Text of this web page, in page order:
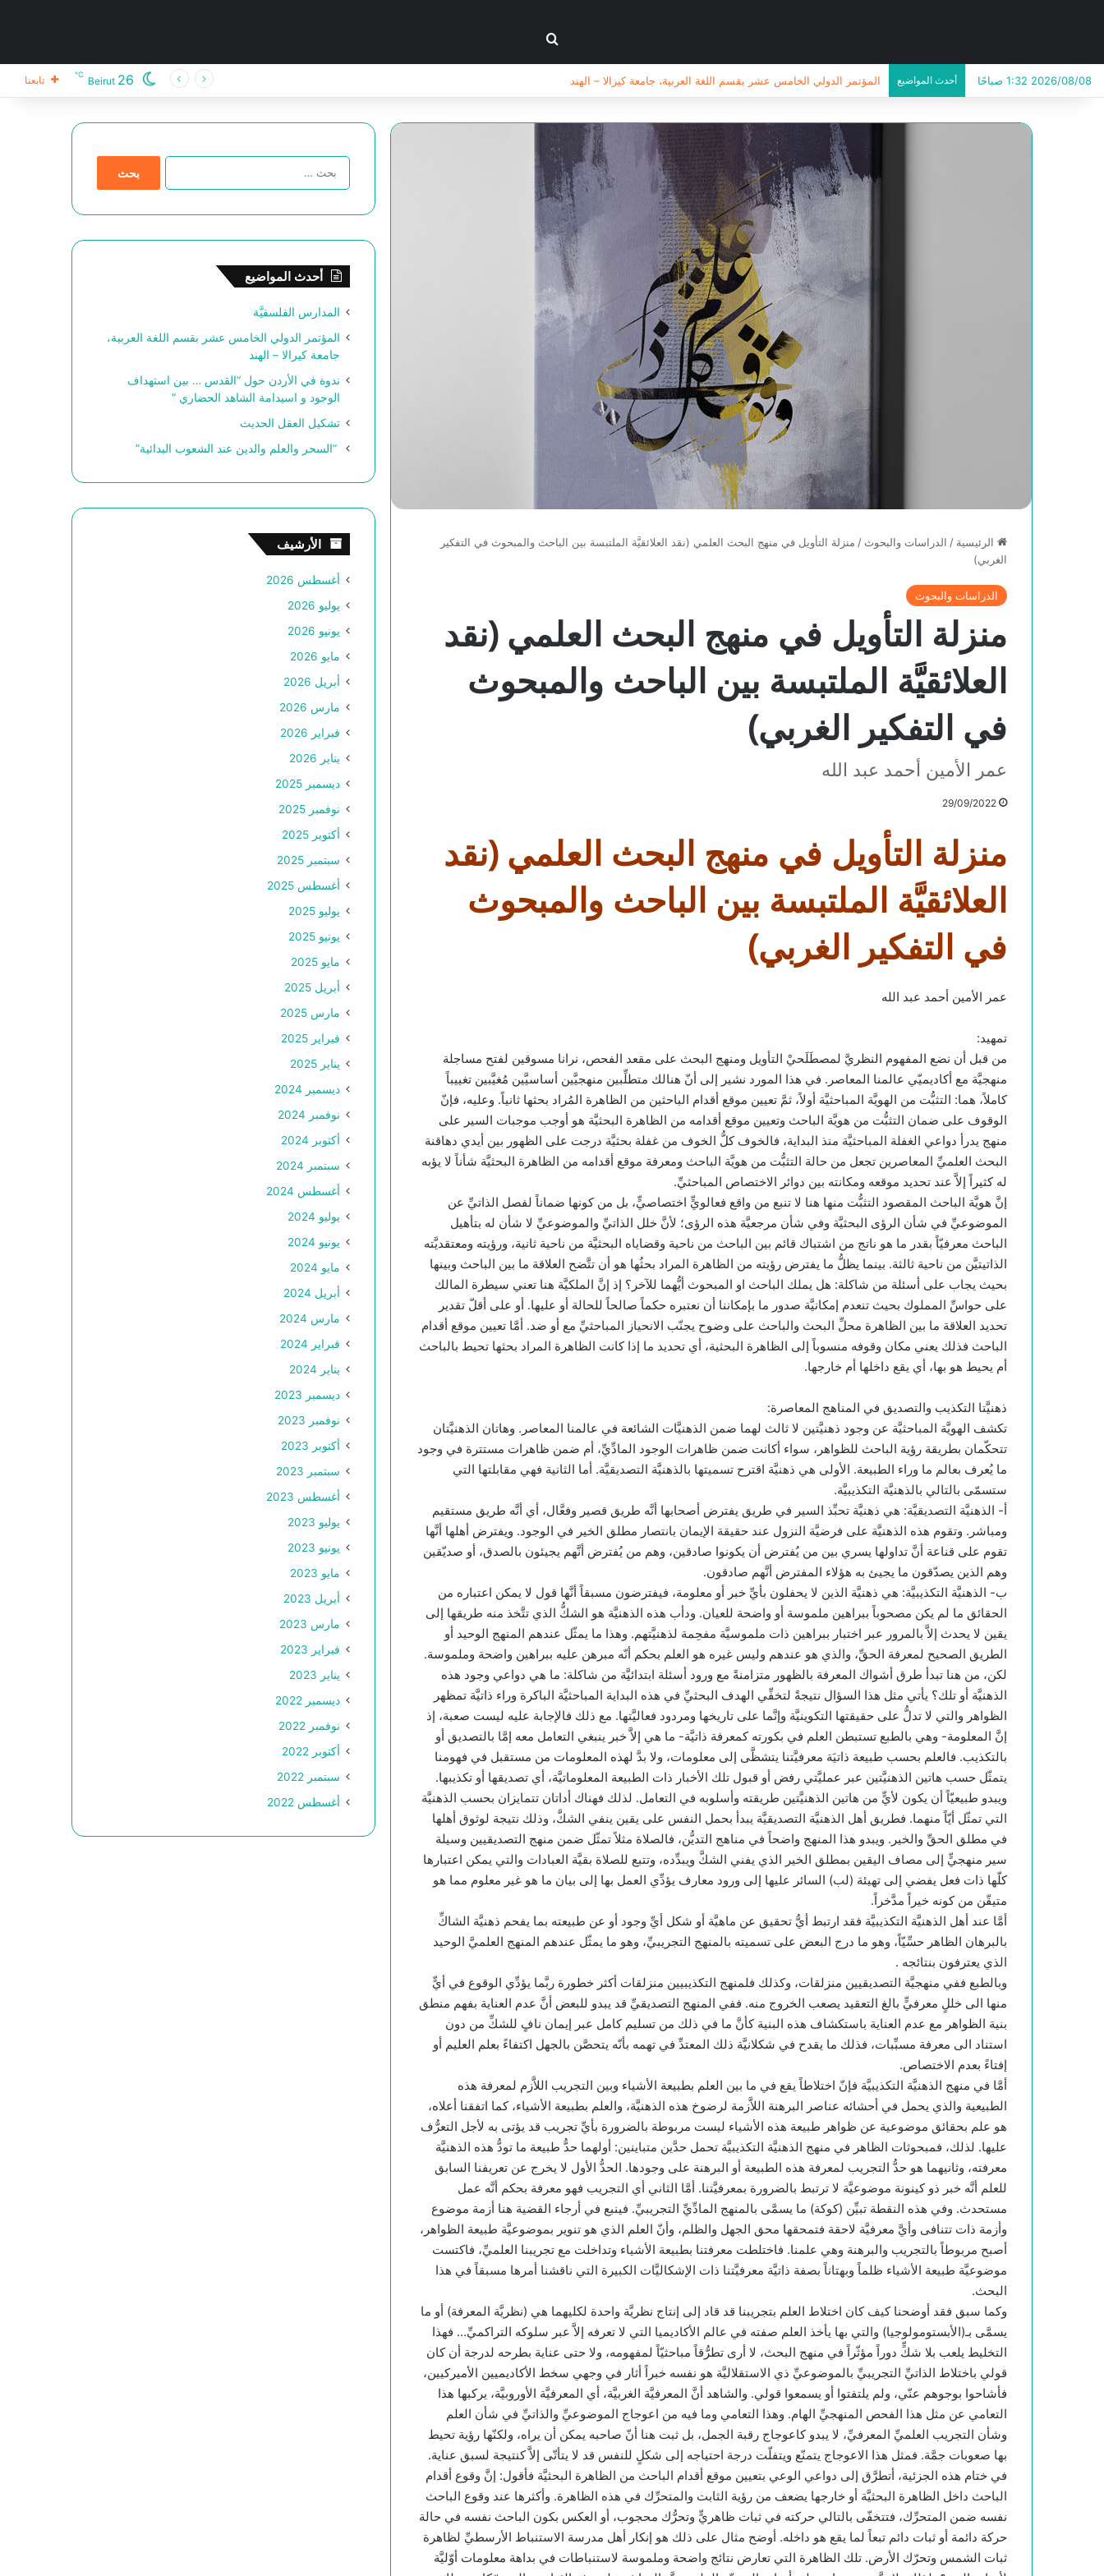
2026/08/08 1:32 صباحًا أحدث المواضيع المؤتمر الدولي الخامس عشر بقسم اللغة العربية، جامعة كيرالا – الهند Beirut 26
℃ تابعنا
الرئيسية / الدراسات والبحوث / منزلة التأويل في منهج البحث العلمي (نقد العلائقيَّة الملتبسة بين الباحث والمبحوث في التفكير
الغربي)
الدراسات والبحوث
منزلة التأويل في منهج البحث العلمي (نقد
العلائقيَّة الملتبسة بين الباحث والمبحوث
في التفكير الغربي)
عمر الأمين أحمد عبد الله
29/09/2022
منزلة التأويل في منهج البحث العلمي (نقد
العلائقيَّة الملتبسة بين الباحث والمبحوث
في التفكير الغربي)
عمر الأمين أحمد عبد الله
تمهيد:
من قبل أن نضع المفهوم النظريَّ لمصطَلَحيْ التأويل ومنهج البحث على مقعد الفحص، نرانا مسوقين لفتح مساجلة
منهجيَّة مع أكاديميّي عالمنا المعاصر. في هذا المورد نشير إلى أنّ هنالك متطلِّبين منهجيَّين أساسيَّين مُغيَّبين تغييباً
كاملاً، هما: التثبُّت من الهويَّة المباحثيَّة أولاً، ثمَّ تعيين موقع أقدام الباحثين من الظاهرة المُراد بحثها ثانياً. وعليه، فإنّ
الوقوف على ضمان التثبُّت من هويَّة الباحث وتعيين موقع أقدامه من الظاهرة البحثيَّة هو أوجب موجبات السير على
منهج يدرأ دواعي الغفلة المباحثيَّة منذ البداية، فالخوف كلُّ الخوف من غفلة بحثيَّة درجت على الظهور بين أيدي دهاقنة
البحث العلميِّ المعاصرين تجعل من حالة التثبُّت من هويَّة الباحث ومعرفة موقع أقدامه من الظاهرة البحثيَّة شأناً لا يؤبه
له كثيراً إلاَّ عند تحديد موقعه ومكانته بين دوائر الاختصاص المباحثيِّ.
إنَّ هويَّة الباحث المقصود التثبُّت منها هنا لا تنبع من واقع فعالويٍّ اختصاصيٍّ، بل من كونها ضماناً لفصل الذاتيِّ عن
الموضوعيِّ في شأن الرؤى البحثيَّة وفي شأن مرجعيَّة هذه الرؤى؛ لأنَّ خلل الذاتيِّ والموضوعيِّ لا شأن له بتأهيل
الباحث معرفيّاً بقدر ما هو ناتج من اشتباك قائم بين الباحث من ناحية وقضاياه البحثيَّة من ناحية ثانية، ورؤيته ومعتقديَّته
الذاتيتيَّن من ناحية ثالثة. بينما يظلُّ ما يفترض رؤيته من الظاهرة المراد بحثُها هو أن تتَّضح العلاقة ما بين الباحث وبينها
بحيث يجاب على أسئلة من شاكلة: هل يملك الباحث او المبحوث أيُّهما للآخر؟ إذ إنَّ الملكيَّة هنا تعني سيطرة المالك
على حواسِّ المملوك بحيث تنعدم إمكانيَّة صدور ما بإمكاننا أن نعتبره حكماً صالحاً للحالة أو عليها. أو على أقلّ تقدير
تحديد العلاقة ما بين الظاهرة محلِّ البحث والباحث على وضوح يجنّب الانحياز المباحثيِّ مع أو ضد. أمَّا تعيين موقع أقدام
الباحث فذلك يعني مكان وقوفه منسوباً إلى الظاهرة البحثية، أي تحديد ما إذا كانت الظاهرة المراد بحثها تحيط بالباحث
أم يحيط هو بها، أي يقع داخلها أم خارجها.
ذهنيَّتا التكذيب والتصديق في المناهج المعاصرة:
تكشف الهويَّة المباحثيَّة عن وجود ذهنيَّتين لا ثالث لهما ضمن الذهنيَّات الشائعة في عالمنا المعاصر. وهاتان الذهنيَّتان
تتحكّمان بطريقة رؤية الباحث للظواهر، سواء أكانت ضمن ظاهرات الوجود المادِّيِّ، أم ضمن ظاهرات مستترة في وجود
ما يُعرف بعالم ما وراء الطبيعة. الأولى هي ذهنيَّة اقترح تسميتها بالذهنيَّة التصديقيَّة. أما الثانية فهي مقابلتها التي
ستسمّى بالتالي بالذهنيَّة التكذيبيَّة.
أ- الذهنيَّة التصديقيَّة: هي ذهنيَّة تحبِّذ السير في طريق يفترض أصحابها أنَّه طريق قصير وفعَّال، أي أنَّه طريق مستقيم
ومباشر. وتقوم هذه الذهنيَّة على فرضيَّة النزول عند حقيقة الإيمان بانتصار مطلق الخير في الوجود. ويفترض أهلها أنَّها
تقوم على قناعة أنَّ تداولها يسري بين من يُفترض أن يكونوا صادقين، وهم من يُفترض أنَّهم يجيئون بالصدق، أو صديّقين
وهم الذين يصدّقون ما يجيئ به هؤلاء المفترض أنَّهم صادقون.
ب- الذهنيَّة التكذيبيَّة: هي ذهنيَّة الذين لا يحفلون بأيِّ خبر أو معلومة، فيفترضون مسبقاً أنَّها قول لا يمكن اعتباره من
الحقائق ما لم يكن مصحوباً ببراهين ملموسة أو واضحة للعيان. ودأب هذه الذهنيَّة هو الشكُّ الذي تتَّخذ منه طريقها إلى
يقين لا يحدث إلاَّ بالمرور عبر اختبار ببراهين ذات ملموسيَّة مفحِمة لذهنيَّتهم. وهذا ما يمثّل عندهم المنهج الوحيد أو
الطريق الصحيح لمعرفة الحقِّ، والذي هو عندهم وليس غيره هو العلم بحكم أنّه مبرهن عليه ببراهين واضحة وملموسة.
لكن، من هنا تبدأ طرق أشواك المعرفة بالظهور متزامنةً مع ورود أسئلة ابتدائيَّة من شاكلة: ما هي دواعي وجود هذه
الذهنيَّة أو تلك؟ يأتي مثل هذا السؤال نتيجةً لتخفِّي الهدف البحثيِّ في هذه البداية المباحثيَّة الباكرة وراء ذاتيَّة تمظهر
الظواهر والتي لا تدلُّ على حقيقتها التكوينيَّة وإنَّما على تاريخها ومردود فعاليَّتها. مع ذلك فالإجابة عليه ليست صعبة، إذ
إنَّ المعلومة- وهي بالطبع تستبطن العلم في بكورته كمعرفة ذاتيَّة- ما هي إلاَّ خبر ينبغي التعامل معه إمَّا بالتصديق أو
بالتكذيب. فالعلم بحسب طبيعة ذاتيَة معرفيَّتنا يتشظَّى إلى معلومات، ولا بدَّ لهذه المعلومات من مستقبل في فهومنا
يتمثّل حسب هاتين الذهنيَّتين عبر عمليَّتي رفض أو قبول تلك الأخبار ذات الطبيعة المعلوماتيَّة، أي تصديقها أو تكذيبها.
ويبدو طبيعيّاً أن يكون لأيٍّ من هاتين الذهنيَّتين طريقته وأسلوبه في التعامل. لذلك فهناك أداتان تتمايزان بحسب الذهنيَّة
التي تمثّل أيّاً منهما. فطريق أهل الذهنيَّة التصديقيَّة يبدأ بحمل النفس على يقين ينفي الشكَّ، وذلك نتيجة لوثوق أهلها
في مطلق الحقِّ والخير. ويبدو هذا المنهج واضحاً في مناهج التديُّن، فالصلاة مثلاً تمثّل ضمن منهج التصديقيين وسيلة
سير منهجيٍّ إلى مصاف اليقين بمطلق الخير الذي يفني الشكَّ ويبدِّده، وتتبع للصلاة بقيَّة العبادات والتي يمكن اعتبارها
كلّها ذات فعل يفضي إلى تهيئة (لب) السائر عليها إلى ورود معارف يؤدِّي العمل بها إلى بيان ما هو غير معلوم مما هو
متيقّن من كونه خيراً مدَّخراً.
أمَّا عند أهل الذهنيَّة التكذيبيَّة فقد ارتبط أيُّ تحقيق عن ماهيَّة أو شكل أيِّ وجود أو عن طبيعته بما يفحم ذهنيَّة الشاكِّ
بالبرهان الظاهر حسِّيّاً، وهو ما درج البعض على تسميته بالمنهج التجريبيِّ، وهو ما يمثّل عندهم المنهج العلميَّ الوحيد
الذي يعترفون بنتائجه .
وبالطبع ففي منهجيَّة التصديقيين منزلقات، وكذلك فلمنهج التكذيبيين منزلقات أكثر خطورة ربَّما يؤدِّي الوقوع في أيٍّ
منها الى خللٍ معرفيٍّ بالغ التعقيد يصعب الخروج منه. ففي المنهج التصديقيِّ قد يبدو للبعض أنَّ عدم العناية بفهم منطق
بنية الظواهر مع عدم العناية باستكشاف هذه البنية كأنَّ ما في ذلك من تسليم كامل عبر إيمان نافٍ للشكِّ من دون
استناد الى معرفة مسبِّبات، فذلك ما يقدح في شكلانيَّة ذلك المعتدِّ في تهمه بأنّه يتحصَّن بالجهل اكتفاءً بعلم العليم أو
إفتاءً بعدم الاختصاص.
أمَّا في منهج الذهنيَّة التكذيبيَّة فإنّ اختلاطاً يقع في ما بين العلم بطبيعة الأشياء وبين التجريب اللاَّزم لمعرفة هذه
الطبيعية والذي يحمل في أحشائه عناصر البرهنة اللاَّزمة لرضوخ هذه الذهنيَّة، والعلم بطبيعة الأشياء، كما اتفقنا أعلاه،
هو علم بحقائق موضوعية عن ظواهر طبيعة هذه الأشياء ليست مربوطة بالضرورة بأيِّ تجريب قد يؤتى به لأجل التعرُّف
عليها. لذلك، فمبحوثات الظاهر في منهج الذهنيَّة التكذيبيَّة تحمل حدَّين متباينين: أولهما حدُّ طبيعة ما تودُّ هذه الذهنيَّة
معرفته، وثانيهما هو حدُّ التجريب لمعرفة هذه الطبيعة أو البرهنة على وجودها. الحدُّ الأول لا يخرج عن تعريفنا السابق
للعلم أنَّه خبر ذو كينونة موضوعيَّة لا ترتبط بالضرورة بمعرفيَّتنا. أمَّا الثاني أي التجريب فهو معرفة بحكم أنَّه عمل
مستحدث. وفي هذه النقطة تبيِّن (كوكة) ما يسمَّى بالمنهج المادِّيِّ التجريبيِّ. فينبع في أرجاء القضية هنا أزمة موضوع
وأزمة ذات تتنافى وأيَّ معرفيَّة لاحقة فتمحقها محق الجهل والظلم، وأنّ العلم الذي هو تنوير بموضوعيَّة طبيعة الظواهر،
أصبح مربوطاً بالتجريب والبرهنة وهي علمنا. فاختلطت معرفتنا بطبيعة الأشياء وتداخلت مع تجريبنا العلميِّ، فاكتست
موضوعيَّة طبيعة الأشياء ظلماً وبهتاناً بصفة ذاتيَّة معرفيَّتنا ذات الإشكاليَّات الكبيرة التي ناقشنا أمرها مسبقاً في هذا
البحث.
وكما سبق فقد أوضحنا كيف كان اختلاط العلم بتجريبنا قد قاد إلى إنتاج نظريَّة واحدة لكليهما هي (نظريَّة المعرفة) أو ما
يسمَّى بـ(الأبستومولوجيا) والتي بها يأخذ العلم صفته في عالم الأكاديميا التي لا تعرفه إلاَّ عبر سلوكه التراكميِّ… فهذا
التخليط يلعب بلا شكٍّ دوراً مؤثّراً في منهج البحث، لا أرى تطرُّقاً مباحثيّاً لمفهومه، ولا حتى عناية بطرحه لدرجة أن كان
قولي باختلاط الذاتيِّ التجريبيِّ بالموضوعيِّ ذي الاستقلاليَّة هو نفسه خبراً أثار في وجهي سخط الأكاديميين الأميركيين،
فأشاحوا بوجوهم عنّي، ولم يلتفتوا أو يسمعوا قولي. والشاهد أنَّ المعرفيَّة الغربيَّة، أي المعرفيَّة الأوروبيَّة، يركبها هذا
التعامي عن مثل هذا الفحص المنهجيِّ الهام. وهذا التعامي وما فيه من اعوجاج الموضوعيِّ والذاتيِّ في شأن العلم
وشأن التجريب العلميِّ المعرفيِّ، لا يبدو كاعوجاج رقبة الجمل، بل ثبت هنا أنّ صاحبه يمكن أن يراه، ولكنّها رؤية تحيط
بها صعوبات جمَّة. فمثل هذا الاعوجاج يتمنّع ويتفلّت درجة احتياجه إلى شكلٍ للنفس قد لا يتأتّى إلاَّ كنتيجة لسبق عناية.
في ختام هذه الجزئية، أتطرَّق إلى دواعي الوعي بتعيين موقع أقدام الباحث من الظاهرة البحثيَّة فأقول: إنَّ وقوع أقدام
الباحث داخل الظاهرة البحثيَّة أو خارجها يضعف من رؤية الثابت والمتحرِّك في هذه الظاهرة. وأكثرها عند وقوع الباحث
نفسه ضمن المتحرِّك، فتتخفّى بالتالي حركته في ثبات ظاهريٍّ وتحرُّك محجوب، أو العكس بكون الباحث نفسه في حالة
حركة دائمة أو ثبات دائم تبعاً لما يقع هو داخله. أوضح مثال على ذلك هو إنكار أهل مدرسة الاستنباط الأرسطيِّ لظاهرة
ثبات الشمس وتحرّك الأرض. تلك الظاهرة التي تعارض نتائج واضحة وملموسة لاستنباطات في بداهة معلومات أوّليَّة
ا
ح
أحدث المواضيع
المدارس الفلسفيَّة
المؤتمر الدولي الخامس عشر بقسم اللغة العربية،
جامعة كيرالا – الهند
ندوة في الأردن حول “القدس … بين استهداف
الوجود و اسيدامة الشاهد الحضاري “
تشكيل العقل الحديث
“السحر والعلم والدين عند الشعوب البدائية”
الأرشيف
أغسطس 2026
يوليو 2026
يونيو 2026
مايو 2026
أبريل 2026
مارس 2026
فبراير 2026
يناير 2026
ديسمبر 2025
نوفمبر 2025
أكتوبر 2025
سبتمبر 2025
أغسطس 2025
يوليو 2025
يونيو 2025
مايو 2025
أبريل 2025
مارس 2025
فبراير 2025
يناير 2025
ديسمبر 2024
نوفمبر 2024
أكتوبر 2024
سبتمبر 2024
أغسطس 2024
يوليو 2024
يونيو 2024
مايو 2024
أبريل 2024
مارس 2024
فبراير 2024
يناير 2024
ديسمبر 2023
نوفمبر 2023
أكتوبر 2023
سبتمبر 2023
أغسطس 2023
يوليو 2023
يونيو 2023
مايو 2023
أبريل 2023
مارس 2023
فبراير 2023
يناير 2023
ديسمبر 2022
نوفمبر 2022
أكتوبر 2022
سبتمبر 2022
أغسطس 2022